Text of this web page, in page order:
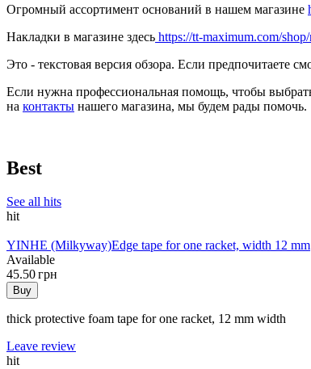
Огромный ассортимент оснований в нашем магазине
Накладки в магазине здесь https://tt-maximum.com/
Это - текстовая версия обзора. Если предпочитаете
Если нужна профессиональная помощь, чтобы
на контакты нашего магазина, мы будем рады помочь.
Best
See all hits
hit
YINHE (Milkyway)Edge tape for one racket, width 12 mm
Available
45.50 грн
Buy
thick protective foam tape for one racket, 12 mm width
Leave review
hit